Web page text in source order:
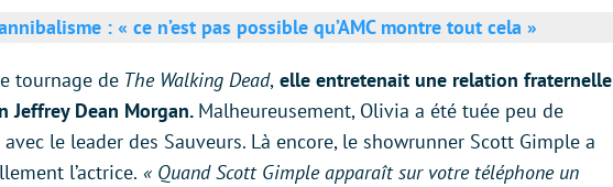
: « ce n’est pas possible qu’AMC montre tout cela »
tournage de The Walking Dead, elle entretenait une relation fraternelle
Jeffrey Dean Morgan. Malheureusement, Olivia a été tuée peu de
le leader des Sauveurs. Là encore, le showrunner Scott Gimple a
l’actrice. « Quand Scott Gimple apparaît sur votre téléphone un